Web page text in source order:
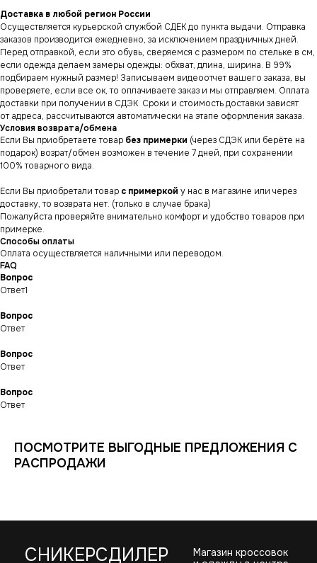
Доставка в любой регион России
Осуществляется курьерской службой СДЕК до пункта выдачи. Отправка
заказов производится ежедневно, за исключением праздничных дней.
Перед отправкой, если это обувь, сверяемся с размером по стельке в см,
если одежда делаем замеры одежды: обхват, длина, ширина. В 99%
подбираем нужный размер! Записываем видеоотчет вашего заказа, вы
проверяете, если все ок, то оплачиваете заказ и мы отправляем. Оплата
доставки при получении в СДЭК. Сроки и стоимость доставки зависят
от адреса, рассчитываются автоматически на этапе оформления заказа.
Условия возврата/обмена
Если Вы приобретаете товар без примерки (через СДЭК или берёте на
подарок) возрат/обмен возможен в течение 7 дней, при сохранении
100% товарного вида.
Если Вы приобретали товар с примеркой у нас в магазине или через
доставку, то возврата нет. (только в случае брака)
Пожалуйста проверяйте внимательно комфорт и удобство товаров при
примерке.
Способы оплаты
Оплата осуществляется наличными или переводом.
FAQ
Вопрос
Ответ1
Вопрос
Ответ
Вопрос
Ответ
Вопрос
Ответ
ПОСМОТРИТЕ ВЫГОДНЫЕ ПРЕДЛОЖЕНИЯ С
РАСПРОДАЖИ
СНИКЕРСДИЛЕР
Магазин кроссовок
и одежды в центре
Санкт-Петербурга
©СНИКЕРСДИЛЕР 2024-26.
Все права защищены
Написать менеджеру
Написать менеджеру
КАТАЛОГ
Обувь
Сумки и аксессуары